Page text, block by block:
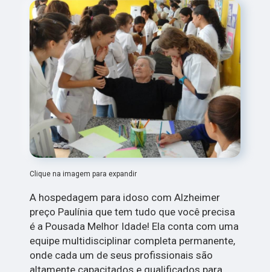
Clique na imagem para expandir
A hospedagem para idoso com Alzheimer
preço Paulínia que tem tudo que você precisa
é a Pousada Melhor Idade! Ela conta com uma
equipe multidisciplinar completa permanente,
onde cada um de seus profissionais são